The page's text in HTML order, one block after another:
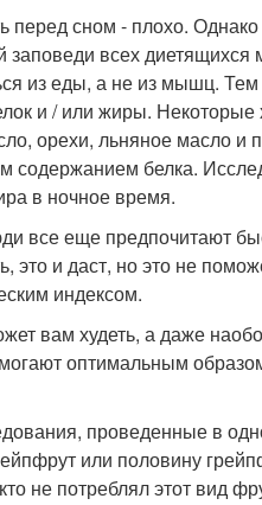
перед сном - плохо.
заповеди всех диетящихся
из еды, а не из мышц.
и / или жиры.
орехи, льняное масло и
содержанием белка.
в ночное время.
все еще предпочитают
это и даст, но это не
индексом.
вам худеть, а даже
оптимальным
проведенные в
или половину
не потреблял этот вид